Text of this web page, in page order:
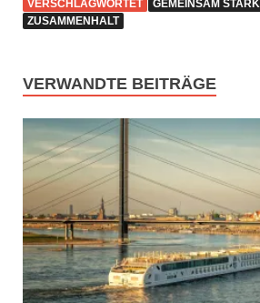
VERSCHLAGWORTET GEMEINSAM STARK
ZUSAMMENHALT
VERWANDTE BEITRÄGE